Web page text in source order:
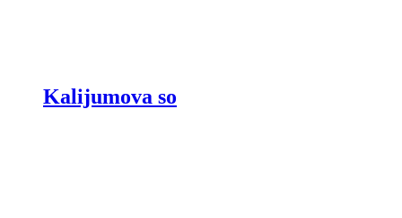
Kalijumova so